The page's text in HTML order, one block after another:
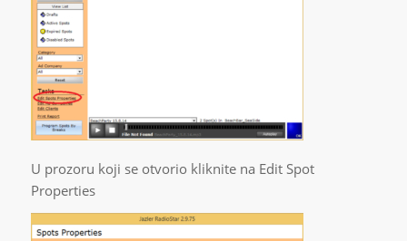
U prozoru koji se otvorio kliknite na Edit Spot
Properties